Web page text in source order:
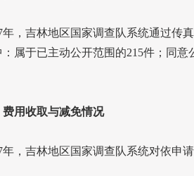
年，吉林地区国家调查队系统通过传
属于已主动公开范围的215件；同意
收取与减免情况
年，吉林地区国家调查队系统对依申